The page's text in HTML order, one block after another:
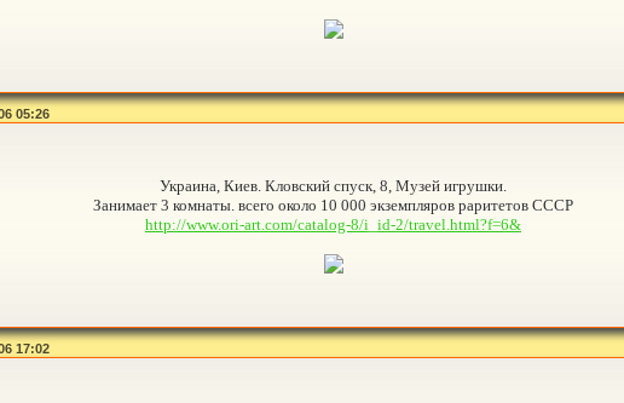
05:26
Украина, Киев. Кловский спуск, 8, Музей игрушки.
Занимает 3 комнаты. всего около 10 000 экземпляров раритетов СССР
http://www.ori-art.com/catalog-8/i_id-2/travel.html?f=6&
17:02